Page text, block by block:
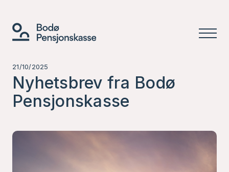
21/10/2025
Nyhetsbrev fra Bodø
Pensjonskasse